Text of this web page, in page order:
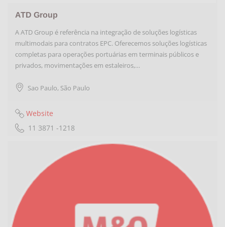
ATD Group
A ATD Group é referência na integração de soluções logísticas
multimodais para contratos EPC. Oferecemos soluções logísticas
completas para operações portuárias em terminais públicos e
privados, movimentações em estaleiros,…
Sao Paulo, São Paulo
Website
11 3871 -1218